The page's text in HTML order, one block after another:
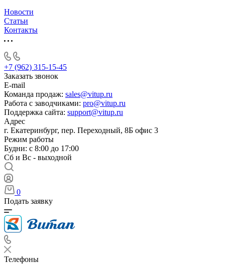
Новости
Статьи
Контакты
+7 (962) 315-15-45
Заказать звонок
E-mail
Команда продаж: sales@vitup.ru
Работа с заводчиками: pro@vitup.ru
Поддержка сайта: support@vitup.ru
Адрес
г. Екатеринбург, пер. Переходный, 8Б офис 3
Режим работы
Будни: с 8:00 до 17:00
Сб и Вс - выходной
0
Подать заявку
Телефоны